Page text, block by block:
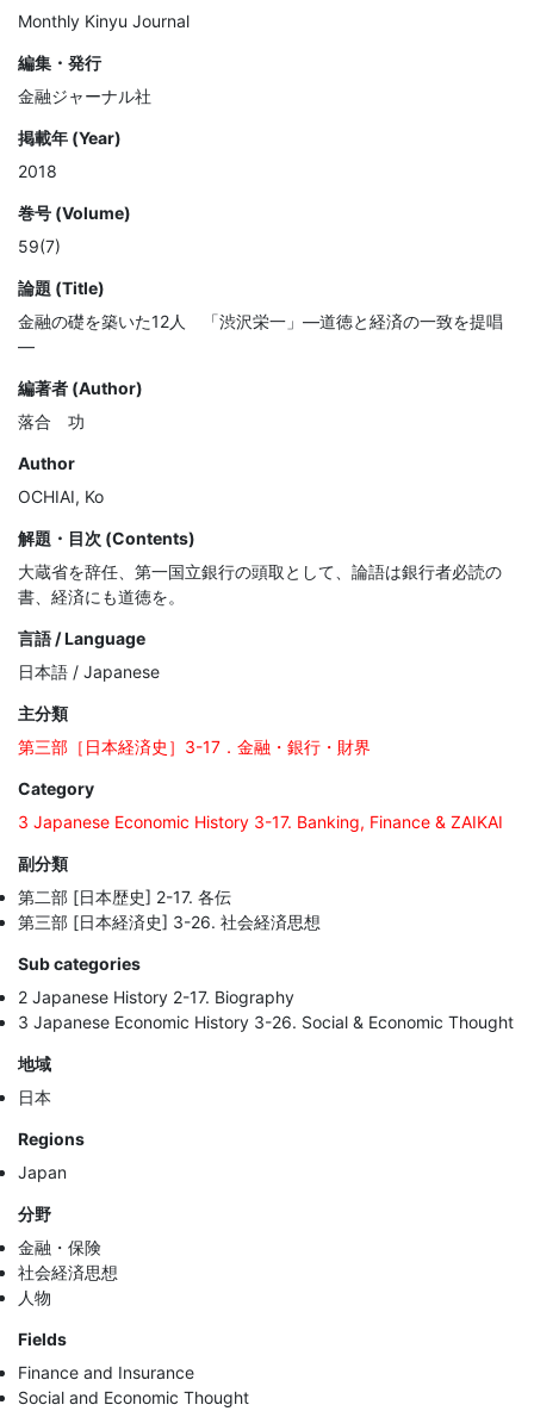
Monthly Kinyu Journal
編集・発行
金融ジャーナル社
掲載年 (Year)
2018
巻号 (Volume)
59(7)
論題 (Title)
金融の礎を築いた12人 「渋沢栄一」―道徳と経済の一致を提唱
―
編著者 (Author)
落合 功
Author
OCHIAI, Ko
解題・目次 (Contents)
大蔵省を辞任、第一国立銀行の頭取として、論語は銀行者必読の
書、経済にも道徳を。
言語 / Language
日本語 / Japanese
主分類
第三部［日本経済史］3-17．金融・銀行・財界
Category
3 Japanese Economic History 3-17. Banking, Finance & ZAIKAI
副分類
第二部 [日本歴史] 2-17. 各伝
第三部 [日本経済史] 3-26. 社会経済思想
Sub categories
2 Japanese History 2-17. Biography
3 Japanese Economic History 3-26. Social & Economic Thought
地域
日本
Regions
Japan
分野
金融・保険
社会経済思想
人物
Fields
Finance and Insurance
Social and Economic Thought